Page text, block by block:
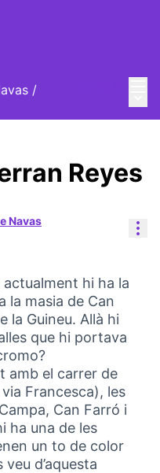
/
Reyes
Navas
hi ha la
la masia de Can
la Guineu. Allà hi
que hi portava
amb el carrer de
Francesca), les
Can Farró i
ha una de les
un to de color
d’aquesta